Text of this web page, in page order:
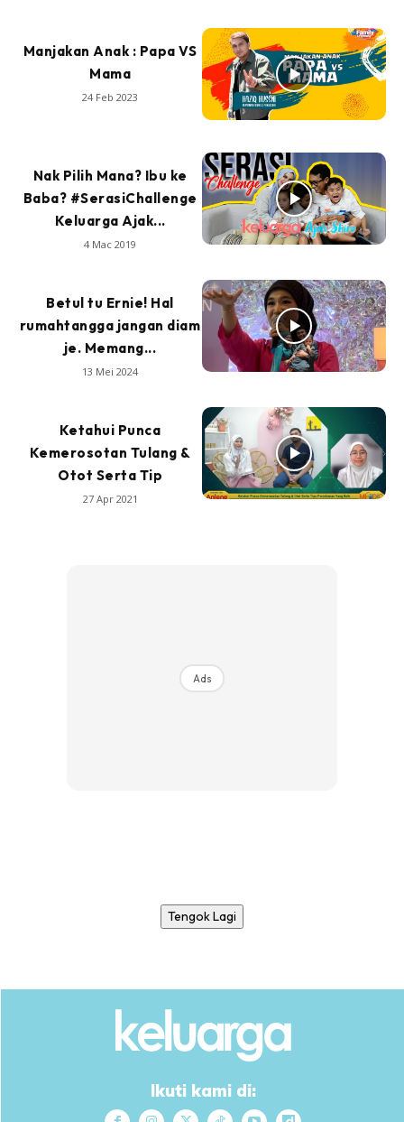
Manjakan Anak : Papa VS
Mama
24 Feb 2023
Nak Pilih Mana? Ibu ke
Baba? #SerasiChallenge
Keluarga Ajak...
4 Mac 2019
Betul tu Ernie! Hal
rumahtangga jangan diam
je. Memang...
13 Mei 2024
Ketahui Punca
Kemerosotan Tulang &
Otot Serta Tip
27 Apr 2021
Ads
Tengok Lagi
Ikuti kami di: